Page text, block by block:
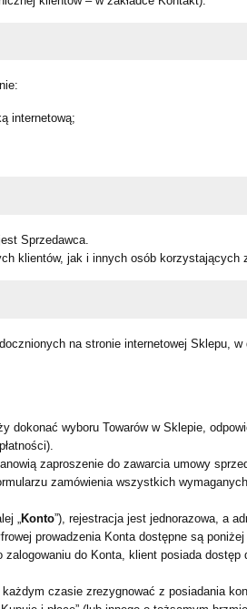
internetową;
Sprzedawca.
klientów, jak i innych osób
na stronie internetowej Sklepu, w
dokonać wyboru Towarów w Sklepie,
zaproszenie do zawarcia umowy
zamówienia wszystkich
„ Konto”), rejestracja jest jednorazowa, a
prowadzenia Konta dostępne są
do Konta, klient posiada
czasie zrezygnować z posiadania